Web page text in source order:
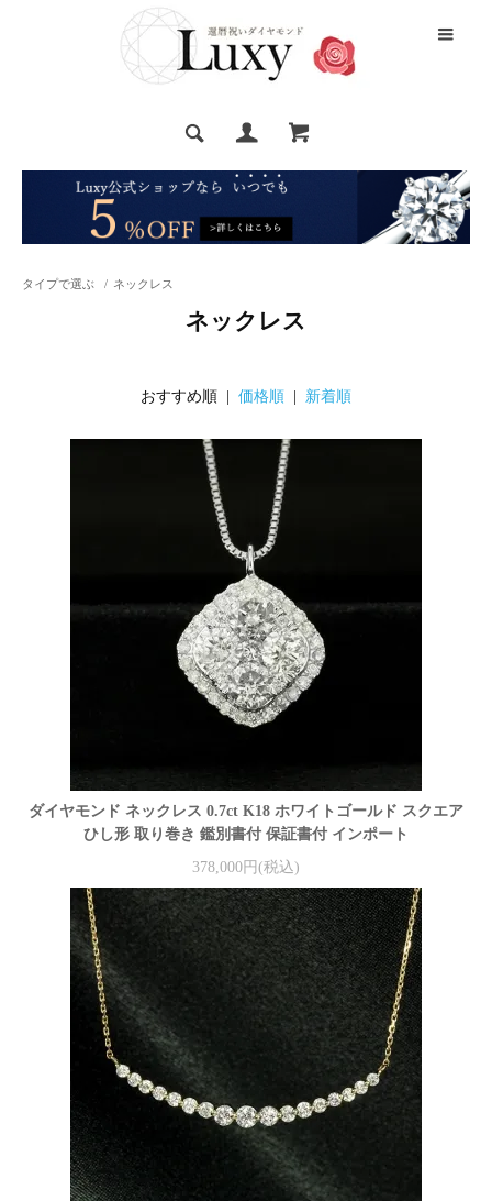
タイプで選ぶ / ネックレス
ネックレス
おすすめ順 | 価格順 新着順
ダイヤモンド ネックレス 0.7ct K18 ホワイトゴールド スクエア
ひし形 取り巻き 鑑別書付 保証書付 インポート
378,000円(税込)